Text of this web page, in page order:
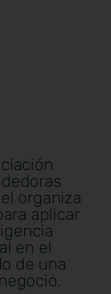
organiza
aplicar
en el
de una